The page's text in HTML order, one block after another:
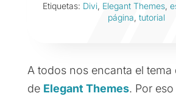
Etiquetas: Divi, Elegant Themes,
página, tutorial
A todos nos encanta el tema
de Elegant Themes. Por